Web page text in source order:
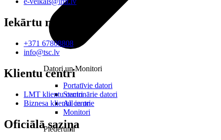
Datori un Monitori
Portatīvie datori
Stacionārie datori
All in one
Monitori
Piederumi
Iekārtu remonts
+371 67808808
info@tsc.lv
Klientu centri
LMT klientu centri
Biznesa klientu centri
Oficiālā saziņa